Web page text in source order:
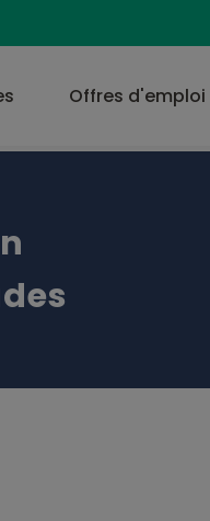
Offres d'emploi